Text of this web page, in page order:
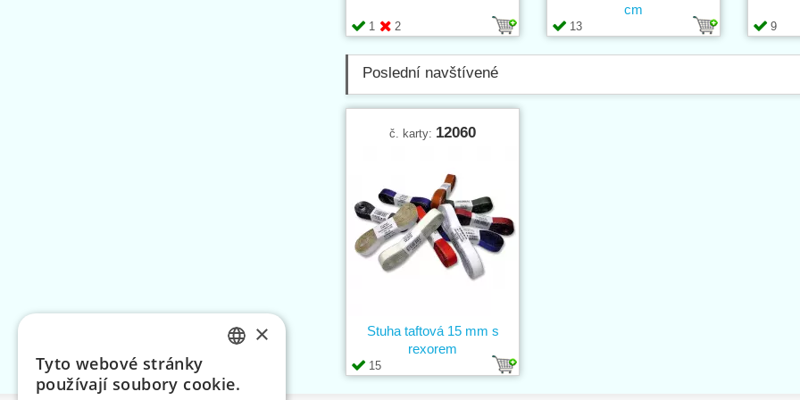
1 2 13
cm
9
Poslední navštívené
č. karty: 12060
15
Stuha taftová 15 mm s
rexorem
×
Tyto webové stránky
používají soubory cookie.